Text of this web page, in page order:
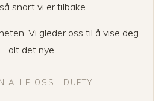
snart vi er tilbake.
Vi gleder oss til å vise deg
alt det nye.
ALLE OSS I DUFTY